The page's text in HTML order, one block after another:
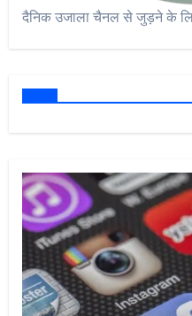
दैनिक उजाला चैनल से जुड़ने के